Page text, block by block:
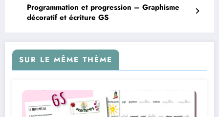
Programmation et progression – Graphisme
décoratif et écriture GS
SUR LE MÊME THÈME